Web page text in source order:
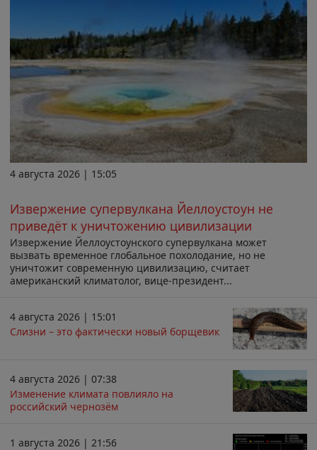
4 августа 2026 | 15:05
Извержение супервулкана Йеллоустоун не
приведёт к уничтожению цивилизации
Извержение Йеллоустоунского супервулкана может
вызвать временное глобальное похолодание, но не
уничтожит современную цивилизацию, считает
американский климатолог, вице-президент...
4 августа 2026 | 15:01
Слизни – это фактически новый борщевик
4 августа 2026 | 07:38
Изменение климата повлияло на
российский чернозём
1 августа 2026 | 21:56